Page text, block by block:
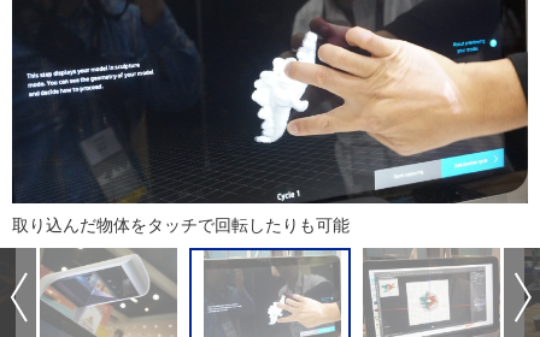
取り込んだ物体をタッチで回転したりも可能